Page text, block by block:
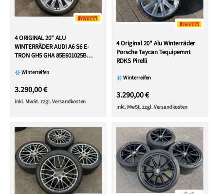
4 ORIGINAL 20" ALU
WINTERRÄDER AUDI A6 S6 E-
TRON GH5 GHA 85E601025B
Winterreifen
3.290,00 €
inkl. MwSt. zzgl. Versandkosten
4 Original 20" Alu Winterräder
Porsche Taycan Tequipemnt
RDKS Pirelli
Winterreifen
3.290,00 €
inkl. MwSt. zzgl. Versandkosten